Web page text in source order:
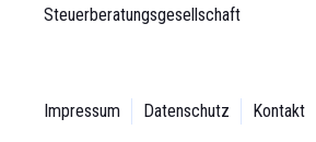
Steuerberatungsgesellschaft
Impressum
Datenschutz Kontakt